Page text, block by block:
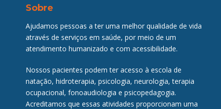
Sobre
Ajudamos pessoas a ter uma melhor qualidade de vida
através de serviços em saúde, por meio de um
atendimento humanizado e com acessibilidade.
Nossos pacientes podem ter acesso à escola de
natação, hidroterapia, psicologia, neurologia, terapia
ocupacional, fonoaudiologia e psicopedagogia.
Acreditamos que essas atividades proporcionam uma